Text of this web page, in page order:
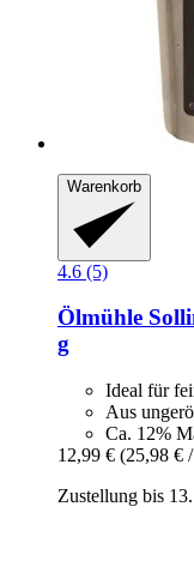
Warenkorb
4.6 (5)
Ölmühle
g
Ideal für
Aus
Ca. 12%
12,99 € (25,98 €
Zustellung bis